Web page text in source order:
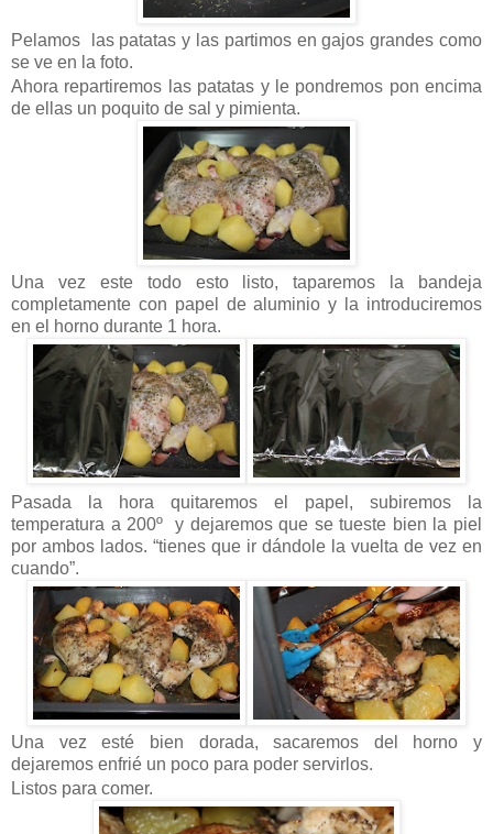
Pelamos las patatas y las partimos en gajos grandes como
se ve en la foto.
Ahora repartiremos las patatas y le pondremos pon encima
de ellas un poquito de sal y pimienta.
Una vez este todo esto listo, taparemos la bandeja
completamente con papel de aluminio y la introduciremos
en el horno durante 1 hora.
Pasada la hora quitaremos el papel, subiremos la
temperatura a 200º y dejaremos que se tueste bien la piel
por ambos lados. “tienes que ir dándole la vuelta de vez en
cuando”.
Una vez esté bien dorada, sacaremos del horno y
dejaremos enfrié un poco para poder servirlos.
Listos para comer.